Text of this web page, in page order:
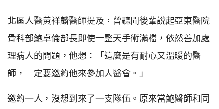
北區人醫黃祥麟醫師提及，曾聽聞後輩說起亞東醫院
骨科部鮑卓倫部長即使一整天手術滿檔，依然善加處
理病人的問題，他想：「這麼是有耐心又溫暖的醫
師，一定要邀約他來參加人醫會。」
邀約一人，沒想到來了一支隊伍。原來當鮑醫師和同